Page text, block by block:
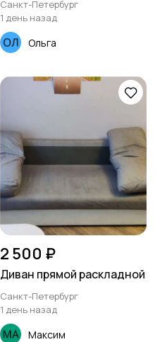
Санкт-Петербург
1 день назад
Ольга
2 500 ₽
Диван прямой раскладной
Санкт-Петербург
1 день назад
Максим